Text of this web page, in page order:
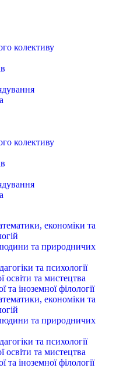
колективу
колективу
економіки та
та природничих
та психології
освіти та мистецтва
та іноземної філології
економіки та
та природничих
та психології
освіти та мистецтва
та іноземної філології